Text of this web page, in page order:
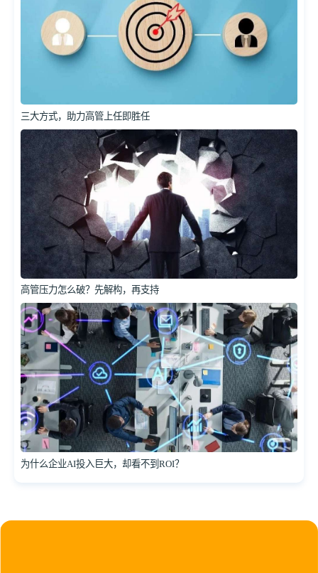
三大方式，助力高管上任即胜任
高管压力怎么破？先解构，再支持
为什么企业AI投入巨大，却看不到ROI？